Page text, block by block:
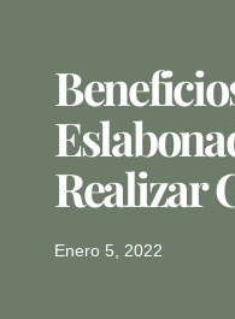
Realizar
Enero 5, 2022